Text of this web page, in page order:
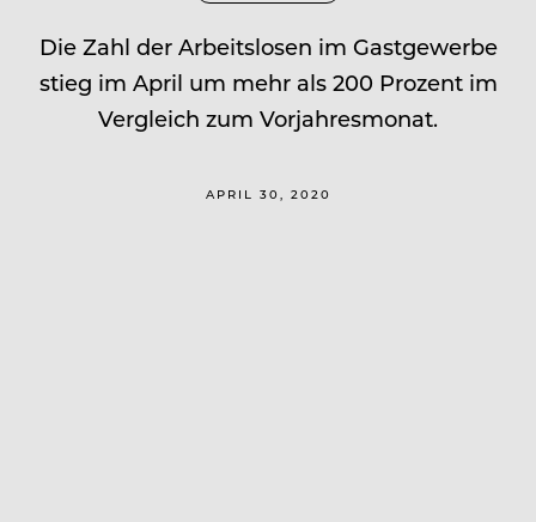
Die Zahl der Arbeitslosen im Gastgewerbe
stieg im April um mehr als 200 Prozent im
Vergleich zum Vorjahresmonat.
APRIL 30, 2020